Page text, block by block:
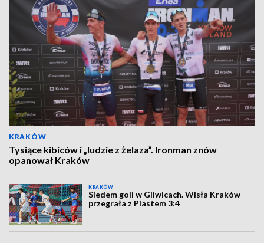
KRAKÓW
Tysiące kibiców i „ludzie z żelaza”. Ironman znów
opanował Kraków
KRAKÓW
Siedem goli w Gliwicach. Wisła Kraków
przegrała z Piastem 3:4